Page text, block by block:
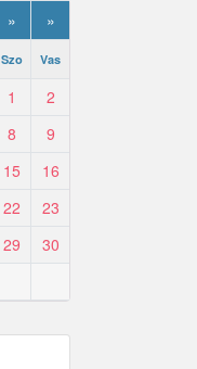
» »
Szo Vas
1
2
8
9
15
16
22
23
29
30